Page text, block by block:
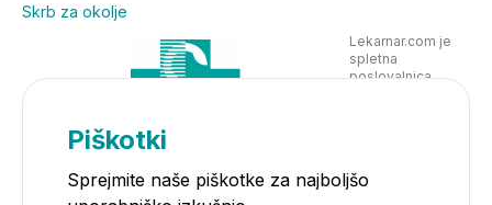
Skrb za okolje
Lekarnar.com je
spletna
poslovalnica
Piškotki
Sprejmite naše piškotke za najboljšo